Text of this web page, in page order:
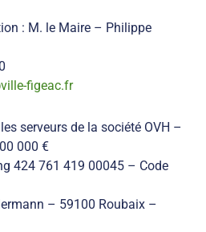
: M. le Maire – Philippe
figeac.fr
serveurs de la société OVH –
000 €
424 761 419 00045 – Code
– 59100 Roubaix –